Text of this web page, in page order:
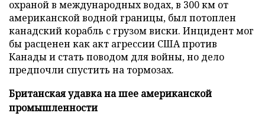
охраной в международных водах, в 300 км от
американской водной границы, был потоплен
канадский корабль с грузом виски. Инцидент мог
бы расценен как акт агрессии США против
Канады и стать поводом для войны, но дело
предпочли спустить на тормозах.
Британская удавка на шее американской
промышленности